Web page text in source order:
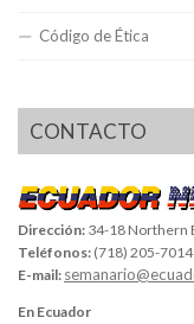
Código de Ética
CONTACTO
Dirección: 34-18 Northern
Teléfonos: (718) 205-7014
E-mail:
En Ecuador